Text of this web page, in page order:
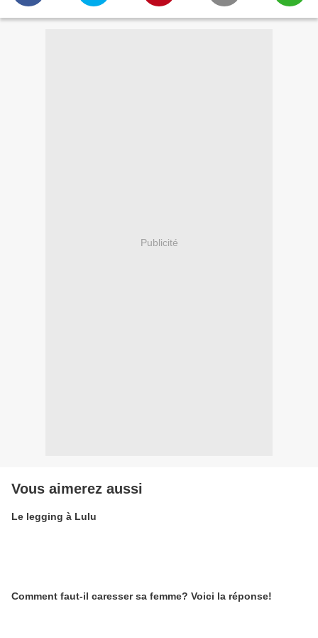
Publicité
Vous aimerez aussi
Le legging à Lulu
Comment faut-il caresser sa femme? Voici la réponse!